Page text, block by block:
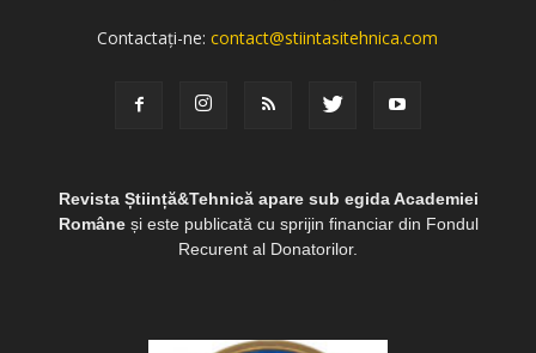
Contactați-ne:contact@stiintasitehnica.com
Revista Știință&Tehnică apare sub egida Academiei
Româneși este publicată cu sprijin financiar din Fondul
Recurent al Donatorilor.